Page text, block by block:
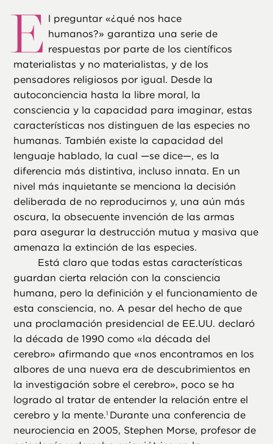
E l preguntar «¿qué nos hace
humanos?» garantiza una serie de
respuestas por parte de los científicos
materialistas y no materialistas, y de los
pensadores religiosos por igual. Desde la
autoconciencia hasta la libre moral, la
consciencia y la capacidad para imaginar, estas
características nos distinguen de las especies no
humanas. También existe la capacidad del
lenguaje hablado, la cual —se dice—, es la
diferencia más distintiva, incluso innata. En un
nivel más inquietante se menciona la decisión
deliberada de no reproducirnos y, una aún más
oscura, la obsecuente invención de las armas
para asegurar la destrucción mutua y masiva que
amenaza la extinción de las especies.
Está claro que todas estas características
guardan cierta relación con la consciencia
humana, pero la definición y el funcionamiento de
esta consciencia, no. A pesar del hecho de que
una proclamación presidencial de EE.UU. declaró
la década de 1990 como «la década del
cerebro» afirmando que «nos encontramos en los
albores de una nueva era de descubrimientos en
la investigación sobre el cerebro», poco se ha
logrado al tratar de entender la relación entre el
cerebro y la mente.1 Durante una conferencia de
neurociencia en 2005, Stephen Morse, profesor de